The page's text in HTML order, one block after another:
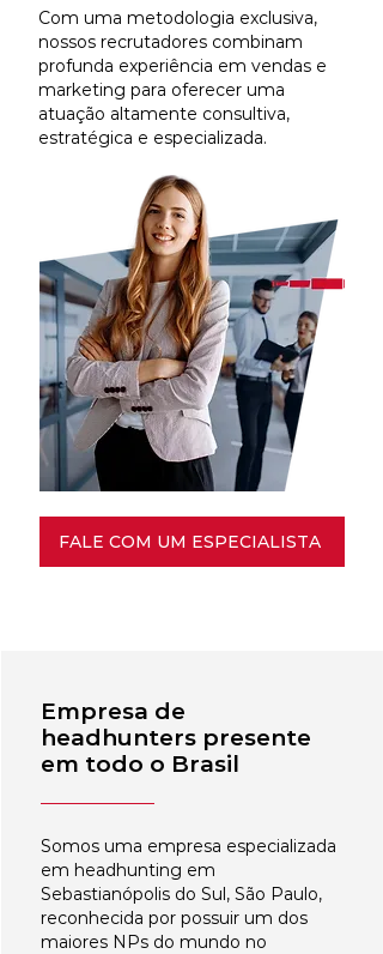
Com uma metodologia exclusiva,
nossos recrutadores combinam
profunda experiência em vendas e
marketing para oferecer uma
atuação altamente consultiva,
estratégica e especializada.
FALE COM UM ESPECIALISTA
Empresa de
headhunters presente
em todo o Brasil
Somos uma empresa especializada
em headhunting em
Sebastianópolis do Sul, São Paulo,
reconhecida por possuir um dos
maiores NPs do mundo no